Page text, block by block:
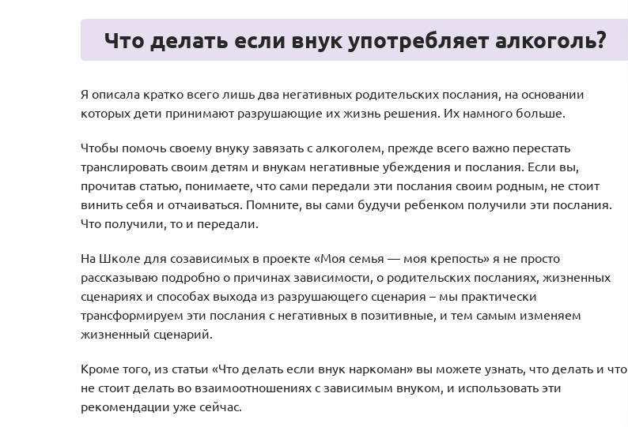
Что делать если внук употребляет алкоголь?
Я описала кратко всего лишь два негативных родительских послания, на основании
которых дети принимают разрушающие их жизнь решения. Их намного больше.
Чтобы помочь своему внуку завязать с алкоголем, прежде всего важно перестать
транслировать своим детям и внукам негативные убеждения и послания. Если вы,
прочитав статью, понимаете, что сами передали эти послания своим родным, не стоит
винить себя и отчаиваться. Помните, вы сами будучи ребенком получили эти послания.
Что получили, то и передали.
На Школе для созависимых в проекте «Моя семья — моя крепость» я не просто
рассказываю подробно о причинах зависимости, о родительских посланиях, жизненных
сценариях и способах выхода из разрушающего сценария – мы практически
трансформируем эти послания с негативных в позитивные, и тем самым изменяем
жизненный сценарий.
Кроме того, из статьи «Что делать если внук наркоман» вы можете узнать, что делать и что
не стоит делать во взаимоотношениях с зависимым внуком, и использовать эти
рекомендации уже сейчас.